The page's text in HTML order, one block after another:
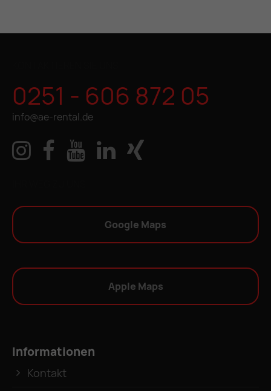
0251 - 606 872 05
info@ae-rental.de
Google Maps
Apple Maps
Informationen
Kontakt